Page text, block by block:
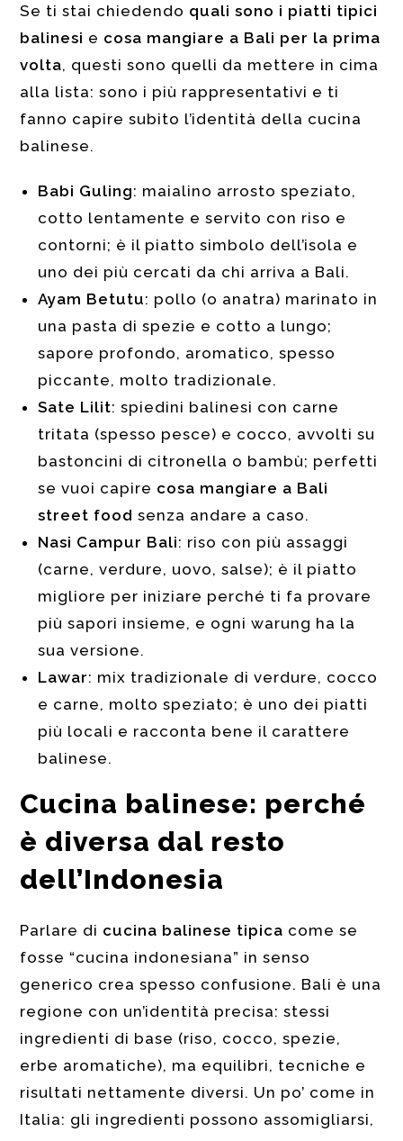
Se ti stai chiedendo quali sono i piatti tipici
balinesi e cosa mangiare a Bali per la prima
volta, questi sono quelli da mettere in cima
alla lista: sono i più rappresentativi e ti
fanno capire subito l’identità della cucina
balinese.
Babi Guling: maialino arrosto speziato,
cotto lentamente e servito con riso e
contorni; è il piatto simbolo dell’isola e
uno dei più cercati da chi arriva a Bali.
Ayam Betutu: pollo (o anatra) marinato in
una pasta di spezie e cotto a lungo;
sapore profondo, aromatico, spesso
piccante, molto tradizionale.
Sate Lilit: spiedini balinesi con carne
tritata (spesso pesce) e cocco, avvolti su
bastoncini di citronella o bambù; perfetti
se vuoi capire cosa mangiare a Bali
street food senza andare a caso.
Nasi Campur Bali: riso con più assaggi
(carne, verdure, uovo, salse); è il piatto
migliore per iniziare perché ti fa provare
più sapori insieme, e ogni warung ha la
sua versione.
Lawar: mix tradizionale di verdure, cocco
e carne, molto speziato; è uno dei piatti
più locali e racconta bene il carattere
balinese.
Cucina balinese: perché
è diversa dal resto
dell’Indonesia
Parlare di cucina balinese tipica come se
fosse “cucina indonesiana” in senso
generico crea spesso confusione. Bali è una
regione con un’identità precisa: stessi
ingredienti di base (riso, cocco, spezie,
erbe aromatiche), ma equilibri, tecniche e
risultati nettamente diversi. Un po’ come in
Italia: gli ingredienti possono assomigliarsi,